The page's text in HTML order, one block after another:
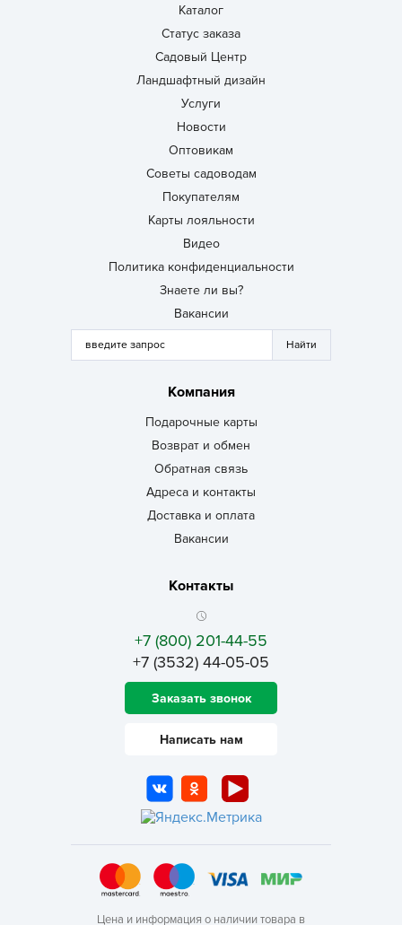
Каталог
Статус заказа
Садовый Центр
Ландшафтный дизайн
Услуги
Новости
Оптовикам
Советы садоводам
Покупателям
Карты лояльности
Видео
Политика конфиденциальности
Знаете ли вы?
Вакансии
Компания
Подарочные карты
Возврат и обмен
Обратная связь
Адреса и контакты
Доставка и оплата
Вакансии
Контакты
+7 (800) 201-44-55
+7 (3532) 44-05-05
Заказать звонок
Написать нам
Цена и информация о наличии товара в